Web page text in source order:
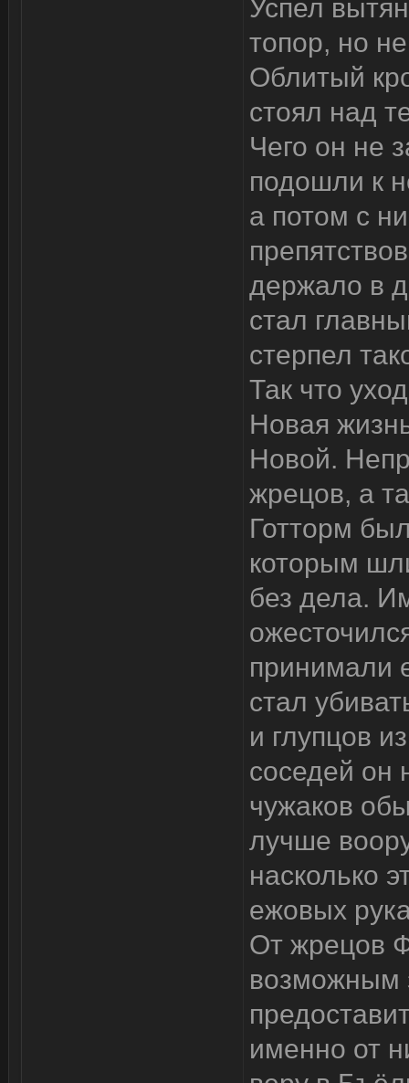
Успел
топор, но
Облитый
стоял над
Чего он не
подошли к
а потом с
держало в
стал
стерпел
Так что
Новая
Новой.
жрецов, а
Готторм
которым
без дела.
принимали
стал
и глупцов
соседей он
чужаков
лучше
насколько
ежовых
От жрецов
возможным
именно от